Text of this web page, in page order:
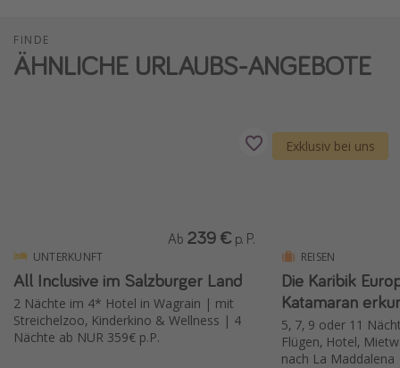
FINDE
ÄHNLICHE URLAUBS-ANGEBOTE
UNTERKUNFT
All Inclusive im Salzburger Land
2 Nächte im 4* Hotel in Wagrain | mit
Streichelzoo, Kinderkino & Wellness | 4
Nächte ab NUR 359€ p.P.
Ab 239 € p. P.
Exklusiv bei uns
REISEN
Die Karibik
Katamaran
5, 7, 9 oder 11
Flügen, Hotel,
nach La Maddalena